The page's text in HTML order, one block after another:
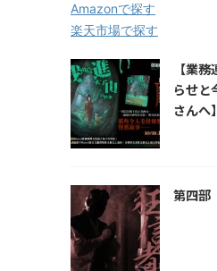
Amazonで探す
楽天市場で探す
【業
らせと
さんへ】
第四